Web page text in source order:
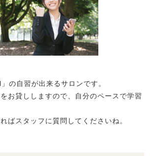
の自習が出来るサロンです。
お貸ししますので、自分のペースで学習
ばスタッフに質問してくださいね。